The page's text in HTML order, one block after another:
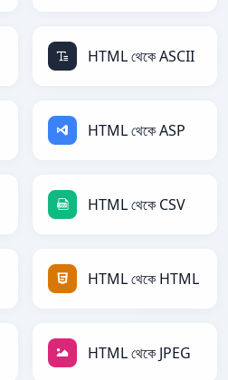
HTML থেকে ASCII
HTML থেকে ASP
HTML থেকে CSV
HTML থেকে HTML
HTML থেকে JPEG